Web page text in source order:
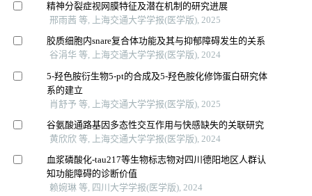
精神分裂症视网膜特征及潜在机制的研究进展
邢雨茜 等, 上海交通大学学报(医学版), 2025
胶质细胞内snare复合体功能及其与抑郁障碍发生的关系
谷涓华 等, 上海交通大学学报(医学版), 2024
5-羟色胺衍生物5-pt的合成及5-羟色胺化修饰蛋白研究体
系的建立
肖舒予 等, 上海交通大学学报(医学版), 2025
谷氨酸通路基因多态性交互作用与快感缺失的关联研究
黄欣欣 等, 上海交通大学学报(医学版), 2024
血浆磷酸化-tau217等生物标志物对四川德阳地区人群认
知功能障碍的诊断价值
赖婉琳 等, 四川大学学报(医学版), 2024